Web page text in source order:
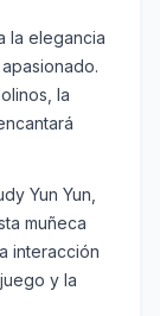
la elegancia
la
Yun Yun,
muñeca
interacción
y la